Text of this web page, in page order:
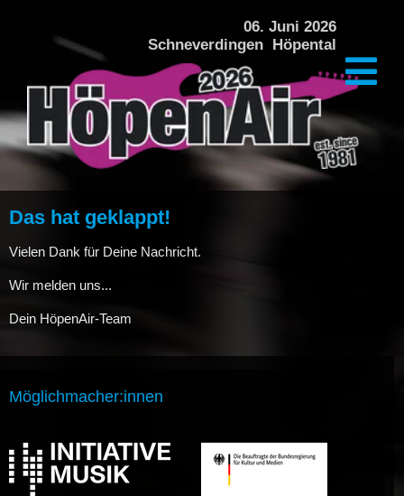
06. Juni 2026
Schneverdingen Höpental
Das hat geklappt!
Vielen Dank für Deine Nachricht.
Wir melden uns...
Dein HöpenAir-Team
Möglichmacher:innen
PREISE + VERPFLEGUNG
ÜBERNACHTUNG
KINDERPROGRAMM
HISTORIE
GALERIE HÖPENAIR 2024